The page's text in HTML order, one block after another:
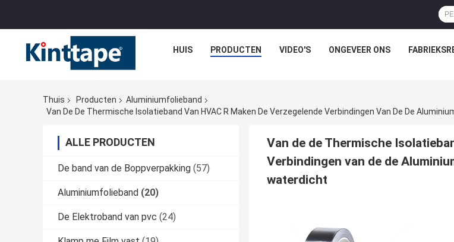
HUIS PRODUCTEN VIDEO'S ONGEVEER ONS
Thuis Producten
Aluminiumfolieband
ALLE PRODUCTEN
De band van de Boppverpakking (57)
Aluminiumfolieband (20)
De Elektroband van pvc (24)
Van de de Thermische
Verbindingen van de de
waterdicht